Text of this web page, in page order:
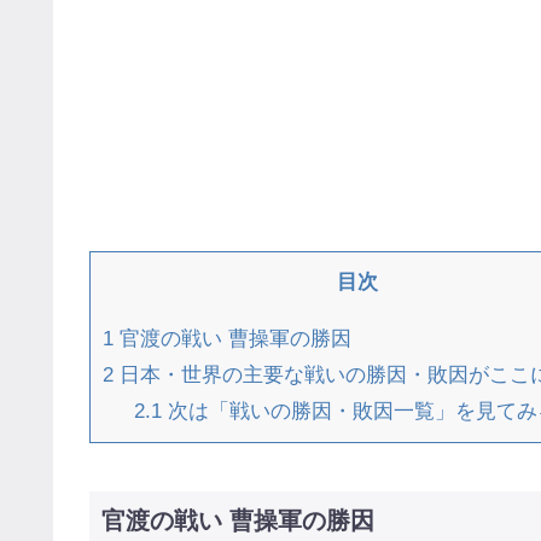
目次
1 官渡の戦い 曹操軍の勝因
2 日本・世界の主要な戦いの勝因・敗因がここ
2.1次は「戦いの勝因・敗因一覧」を見てみ
官渡の戦い 曹操軍の勝因